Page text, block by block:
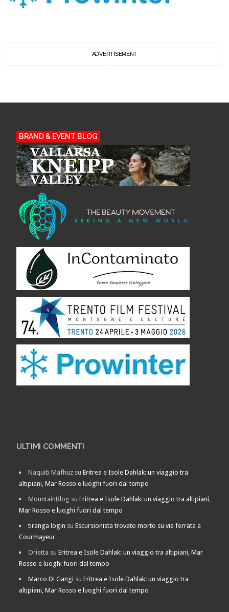
ADVERTISEMENT
BRAND & EVENT BLOG
ULTIMI COMMENTI
Naquib Mafhuz suEritrea e Isole Dahlak: un viaggio tra
altipiani, Mar Rosso e luoghi fuori dal tempo
MountainBlog suEritrea e Isole Dahlak: un viaggio tra altipiani,
Mar Rosso e luoghi fuori dal tempo
tiranga login suEscursionista trovato morto su via ferrata a
Courmayeur
Orietta suEritrea e Isole Dahlak: un viaggio tra altipiani, Mar
Rosso e luoghi fuori dal tempo
Marco Di Gangi suEritrea e Isole Dahlak: un viaggio tra
altipiani, Mar Rosso e luoghi fuori dal tempo